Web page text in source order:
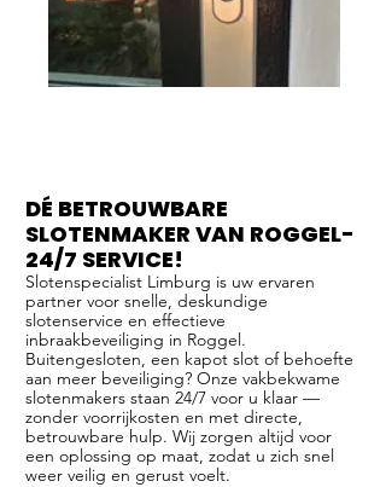
DÉ BETROUWBARE
SLOTENMAKER VAN ROGGEL-
24/7 SERVICE!
Slotenspecialist Limburg is uw ervaren
partner voor snelle, deskundige
slotenservice en effectieve
inbraakbeveiliging in Roggel.
Buitengesloten, een kapot slot of behoefte
aan meer beveiliging? Onze vakbekwame
slotenmakers staan 24/7 voor u klaar —
zonder voorrijkosten en met directe,
betrouwbare hulp. Wij zorgen altijd voor
een oplossing op maat, zodat u zich snel
weer veilig en gerust voelt.